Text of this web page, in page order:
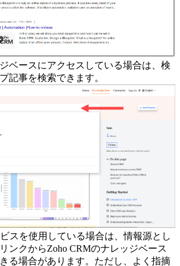
ベースにアクセスしている場合は、検
記事を検索できます。
スを使用している場合は、情報源とし
ンクからZoho CRMのナレッジベース
る場合があります。ただし、よく指摘